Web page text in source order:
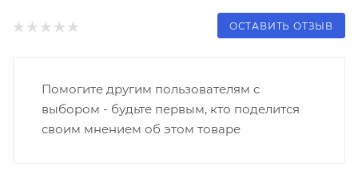
ОСТАВИТЬ ОТЗЫВ
Помогите другим пользователям с
выбором - будьте первым, кто поделится
своим мнением об этом товаре